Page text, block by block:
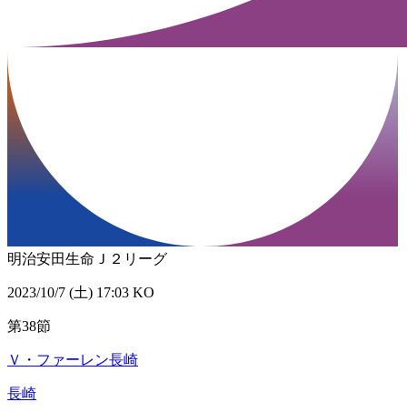
明治安田生命Ｊ２リーグ
2023/10/7 (土) 17:03 KO
第38節
Ｖ・ファーレン長崎
長崎